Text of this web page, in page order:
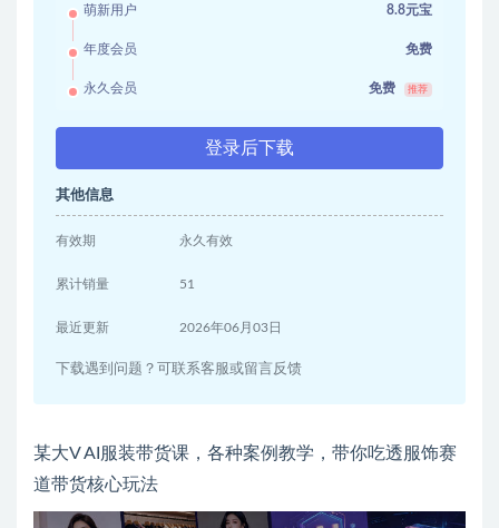
萌新用户 8.8元宝
年度会员 免费
永久会员 免费 推荐
登录后下载
其他信息
有效期 永久有效
累计销量 51
最近更新 2026年06月03日
下载遇到问题？可联系客服或留言反馈
某大V AI服装带货课，各种案例教学，带你吃透服饰赛
道带货核心玩法